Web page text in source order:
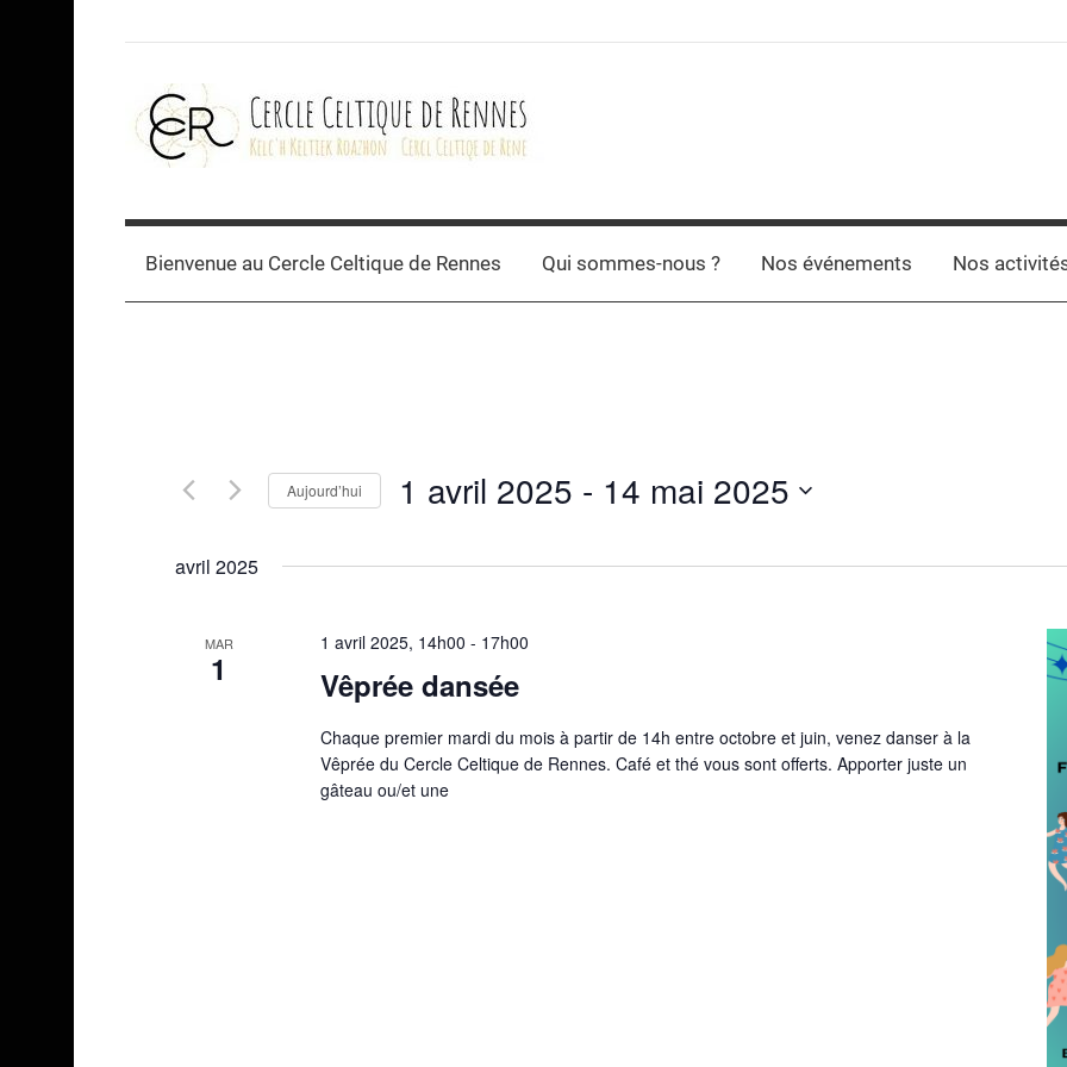
Cercle
celtique
Bienvenue au Cercle Celtique de Rennes Qui sommes-nous ? Nos événements Nos
Aujourd’hui 1 avril 2025 - 14 mai 2025
une
avril 2025
MAR
1
1 avril 2025, 14h00 - 17h00
Vêprée dansée
Chaque premier mardi du mois à partir de 14h entre octobre et juin, venez danser à la
Vêprée du Cercle Celtique de Rennes. Café et thé vous sont offerts. Apporter juste un
gâteau ou/et une